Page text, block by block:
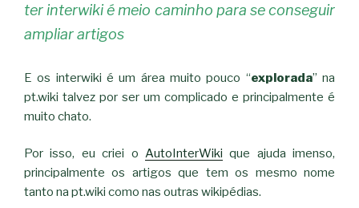
ter interwiki é meio caminho para se conseguir
ampliar artigos
E os interwiki é um área muito pouco “explorada” na
pt.wiki talvez por ser um complicado e principalmente é
muito chato.
Por isso, eu criei o AutoInterWiki que ajuda imenso,
principalmente os artigos que tem os mesmo nome
tanto na pt.wiki como nas outras wikipédias.